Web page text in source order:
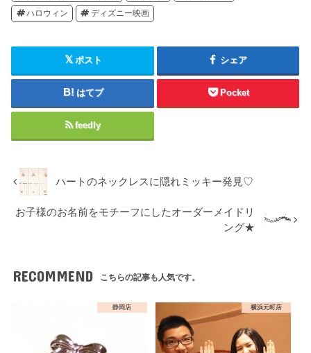
ハロウィン ディズニー映画
ポスト シェア
はてブ Pocket
feedly
ハートのネックレスに隠れミッキー発見♡
お子様のお名前をモチーフにしたオーダーメイドリ
ング★
RECOMMEND こちらの記事も人気です。
静岡店 横浜元町店